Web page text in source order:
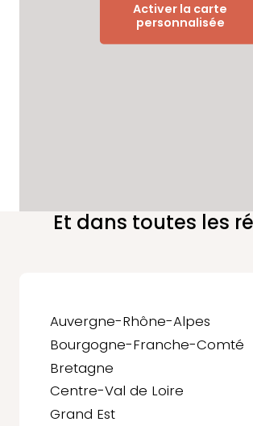
Activer la carte
personnalisée
Et dans toutes les
Auvergne-Rhône-Alpes
Bourgogne-Franche-Comté
Bretagne
Centre-Val de Loire
Grand Est